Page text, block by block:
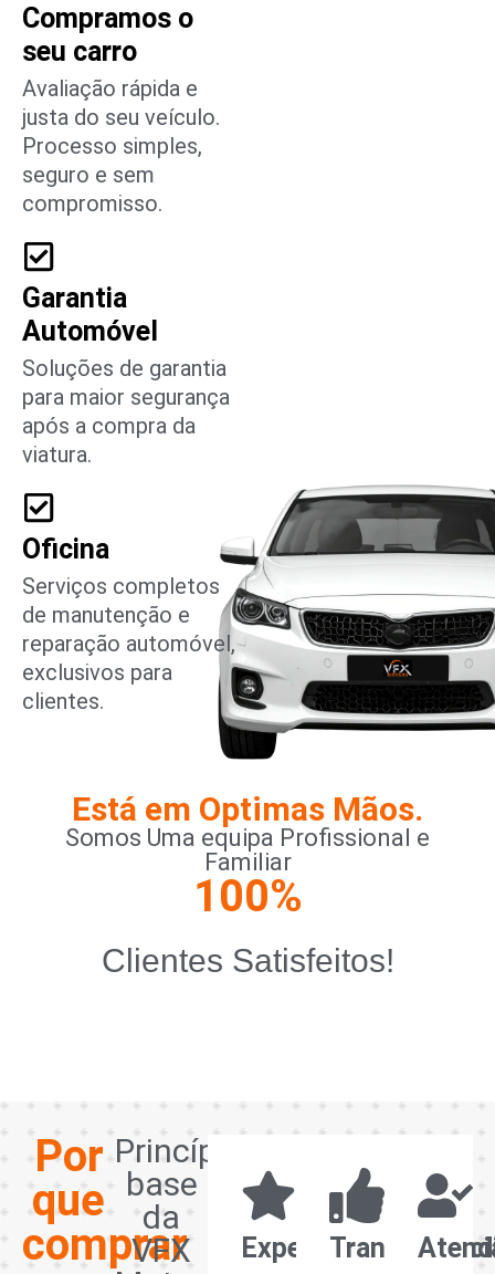
Compramos o
seu carro
Avaliação rápida e
justa do seu veículo.
Processo simples,
seguro e sem
compromisso.
Garantia
Automóvel
Soluções de garantia
para maior segurança
após a compra da
viatura.
Oficina
Serviços completos
de manutenção e
reparação automóvel,
exclusivos para
clientes.
Está em Optimas Mãos.
Somos Uma equipa Profissional e
Familiar
Clientes Satisfeitos!
100%
Por
que
comprar
Princípios
base
da
VFX
Experiência